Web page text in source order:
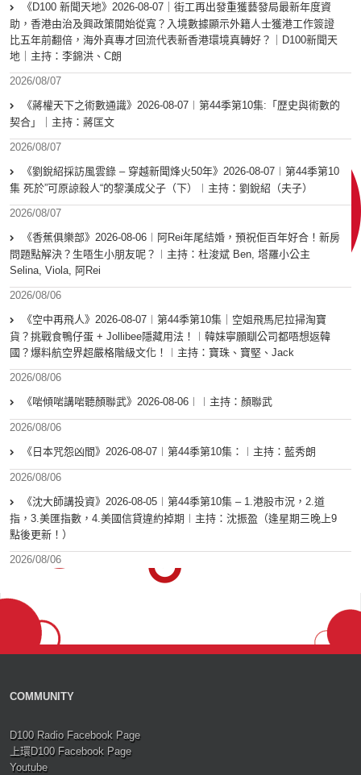
《D100 新聞天地》2026-08-07｜街工再出發重獲藝發局最新年度資
助，香港由治及興政策開始從寬？入境數據顯示外籍人士獲港工作簽證
比五年前翻倍，海外真專才回流代表新香港環境真轉好？｜D100新聞天
地｜主持：李錦洪、C朗
2026/08/07
《蔣權天下之術數通識》2026-08-07︱第44季第10集:「歴史與術數的
契合」｜主持：蔣匡文
2026/08/07
《劉銳紹採訪風雲錄 – 穿越新聞烽火50年》2026-08-07︱第44季第10
集 死於”可原諒殺人“的黎漢成父子（下）︱主持：劉銳紹（夫子）
2026/08/07
《香蕉俱樂部》2026-08-06︱阿Rei年尾結婚，預祝佢百年好合！新房
問題點解決？生唔生小朋友呢？︱主持：杜浚斌 Ben, 塔羅小公主
Selina, Viola, 阿Rei
2026/08/06
《空中再飛人》2026-08-07︱第44季第10集｜空姐飛馬尼拉掃淘寶
貨？挑戰食鴨仔蛋 + Jollibee隱藏用法！︱韓妹寧願瞓公司都唔想返韓
國？爆料航空界超嚴格階級文化！︱主持：寶珠、寶堅、Jack
2026/08/06
《啱傾啱講啱聽顏聯武》2026-08-06︱︱主持：顏聯武
2026/08/06
《日本咒怨凶間》2026-08-07︱第44季第10集：︱主持：藍秀朗
2026/08/06
《沈大師講投資》2026-08-05︱第44季第10集 – 1.港股市況，2.道
指，3.美匯指數，4.美國信貸違約掉期︱主持：沈振盈（逢星期三晚上9
點後更新！）
2026/08/06
COMMUNITY
D100 Radio Facebook Page
上環D100 Facebook Page
Youtube